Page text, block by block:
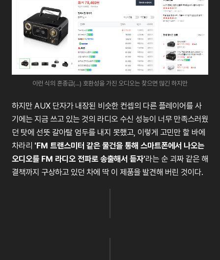
이런 식의 혼종급(...) 호환성을 가진 오디오는 찾으면 많긴 하지만
하지만 AUX 단자가 내장된 비슷한 컨셉의 다른 플레이어를 사
기에는 지금 쓰고 있는 것의 라디오 수신 성능이 너무 만족스러웠
던 탓에 선뜻 갈아탈 엄두를 내지 못했고, 이렇게 고민만 할 바에
차라리 'FM 트랜스미터 같은 물건을 통해 스마트폰에서 나오는
오디오를 FM 라디오 전파로 송출해서 듣자'라는 순 괴짜 같은 해
결책까지 구상하고 있던 차에 딱 이 제품을 발견해 버린 것이다.